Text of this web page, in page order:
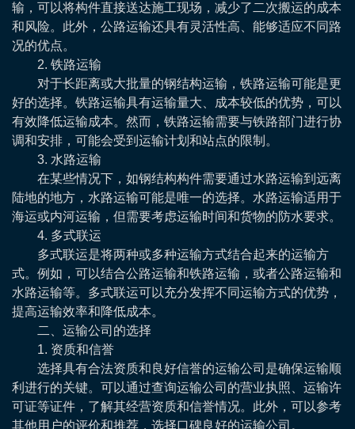
输，可以将构件直接送达施工现场，减少了二次搬运的成本
和风险。此外，公路运输还具有灵活性高、能够适应不同路
况的优点。
2. 铁路运输
对于长距离或大批量的钢结构运输，铁路运输可能是更
好的选择。铁路运输具有运输量大、成本较低的优势，可以
有效降低运输成本。然而，铁路运输需要与铁路部门进行协
调和安排，可能会受到运输计划和站点的限制。
3. 水路运输
在某些情况下，如钢结构构件需要通过水路运输到远离
陆地的地方，水路运输可能是唯一的选择。水路运输适用于
海运或内河运输，但需要考虑运输时间和货物的防水要求。
4. 多式联运
多式联运是将两种或多种运输方式结合起来的运输方
式。例如，可以结合公路运输和铁路运输，或者公路运输和
水路运输等。多式联运可以充分发挥不同运输方式的优势，
提高运输效率和降低成本。
二、运输公司的选择
1. 资质和信誉
选择具有合法资质和良好信誉的运输公司是确保运输顺
利进行的关键。可以通过查询运输公司的营业执照、运输许
可证等证件，了解其经营资质和信誉情况。此外，可以参考
其他用户的评价和推荐，选择口碑良好的运输公司。